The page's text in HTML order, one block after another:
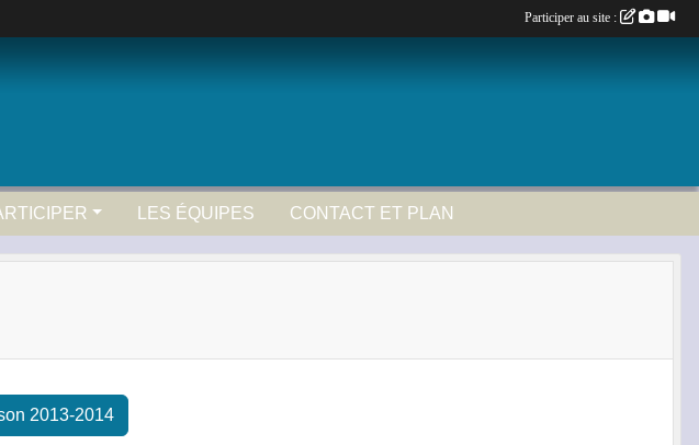
LES ÉQUIPES CONTACT ET PLAN
2013-2014
Participer au site :